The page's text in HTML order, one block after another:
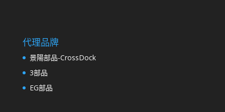
代理品牌
景陽部品-CrossDock
3部品
EG部品